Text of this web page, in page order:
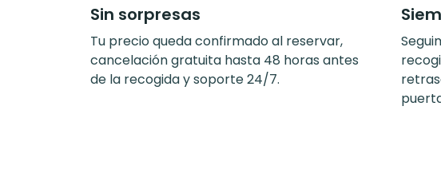
Sin sorpresas
Tu precio queda confirmado al reservar,
cancelación gratuita hasta 48 horas antes
de la recogida y soporte 24/7.